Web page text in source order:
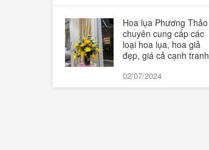
Hoa lụa Phương Thảo
chuyên cung cấp các
loại hoa lụa, hoa giả
đẹp, giá cả cạnh tranh
02/07/2024